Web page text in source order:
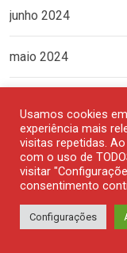
junho 2024
maio 2024
março 2024
fevereiro 2024
janeiro 2024
Usamos cookies
experiência mais
visitas repetidas.
com o uso de
visitar
consentimento
Configurações